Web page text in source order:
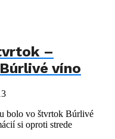
–
víno
bolo vo štvrtok Búrlivé
si oproti strede